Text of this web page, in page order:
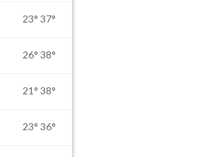
23° 37°
26° 38°
21° 38°
23° 36°